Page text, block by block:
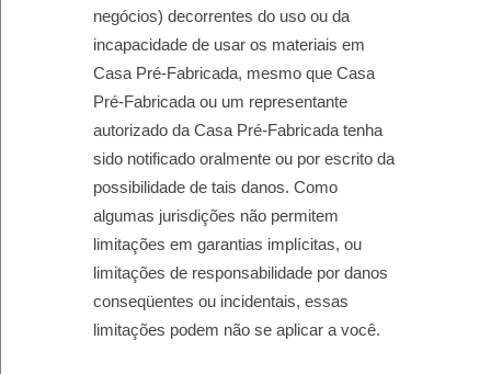
negócios) decorrentes do uso ou da
incapacidade de usar os materiais em
Casa Pré-Fabricada, mesmo que Casa
Pré-Fabricada ou um representante
autorizado da Casa Pré-Fabricada tenha
sido notificado oralmente ou por escrito da
possibilidade de tais danos. Como
algumas jurisdições não permitem
limitações em garantias implícitas, ou
limitações de responsabilidade por danos
conseqüentes ou incidentais, essas
limitações podem não se aplicar a você.